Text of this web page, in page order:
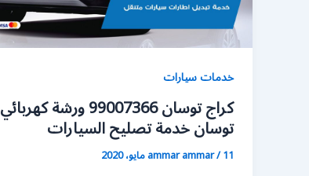
خدمات سيارات
كراج توسان 99007366 ورشة كهربائي
توسان خدمة تصليح السيارات
ammar ammar/11 مايو، 2020